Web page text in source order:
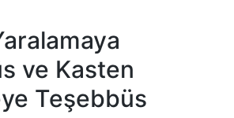
ve Kasten
Teşebbüs